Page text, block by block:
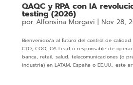
QAQC y RPA con IA
testing (2026)
por Alfonsina Morgavi | Nov 28,
Bienvenido/a al futuro del control de calidad
CTO, COO, QA Lead o responsable de
banca, retail, salud, telecomunicaciones (o
industria) en LATAM, España o EE.UU., este